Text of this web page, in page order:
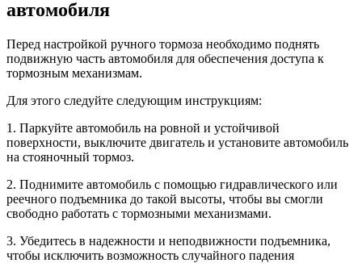
автомобиля
Перед настройкой ручного тормоза необходимо поднять
подвижную часть автомобиля для обеспечения доступа к
тормозным механизмам.
Для этого следуйте следующим инструкциям:
1. Паркуйте автомобиль на ровной и устойчивой
поверхности, выключите двигатель и установите автомобиль
на стояночный тормоз.
2. Поднимите автомобиль с помощью гидравлического или
реечного подъемника до такой высоты, чтобы вы смогли
свободно работать с тормозными механизмами.
3. Убедитесь в надежности и неподвижности подъемника,
чтобы исключить возможность случайного падения